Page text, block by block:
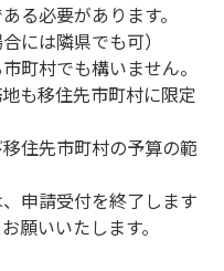
る必要があります。
には隣県でも可）
町村でも構いません。
も移住先市町村に限定
住先市町村の予算の範
申請受付を終了します
願いいたします。